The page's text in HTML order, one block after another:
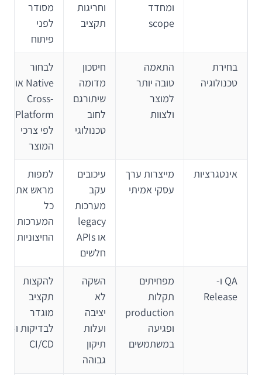
ומחדד
scope
וחריגות
תקציב
מסודר
לפני
פיתוח
בחירת
טכנולוגיה
התאמה
טובה יותר
למוצר
ולצוות
חיסכון
מדומה
שיתורגם
לחוב
טכנולוגי
לבחור
Native או
Cross-
Platform
לפי צרכי
המוצר
אינטגרציות
מייצרות ערך
עסקי אמיתי
עיכובים
עקב
מערכות
legacy
או APIs
חלשים
למפות
מראש את
כל
המערכות
החיצוניות
QA ו-
Release
מפחיתים
תקלות
production
ופגיעה
במשתמשים
השקה
לא
יציבה
ועלות
תיקון
גבוהה
להקצות
תקציב
מוגדר
לבדיקות ו-
CI/CD